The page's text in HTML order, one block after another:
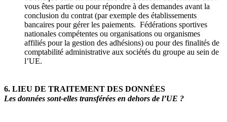
vous êtes partie ou pour répondre à des demandes avant la
conclusion du contrat (par exemple des établissements
bancaires pour gérer les paiements. Fédérations sportives
nationales compétentes ou organisations ou organismes
affiliés pour la gestion des adhésions) ou pour des finalités de
comptabilité administrative aux sociétés du groupe au sein de
l’UE.
6. LIEU DE TRAITEMENT DES DONNÉES
Les données sont-elles transférées en dehors de l’UE ?